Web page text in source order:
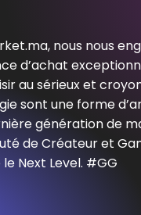
nous nous
d’achat
au sérieux et
sont une forme
génération de
de Créateur et
Next Level. #GG